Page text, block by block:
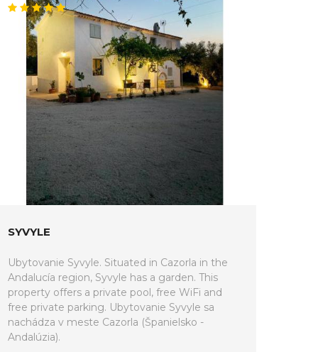
SYVYLE
Ubytovanie Syvyle. Situated in Cazorla in the
Andalucía region, Syvyle has a garden. This
property offers a private pool, free WiFi and
free private parking. Ubytovanie Syvyle sa
nachádza v meste Cazorla (Španielsko -
Andalúzia).